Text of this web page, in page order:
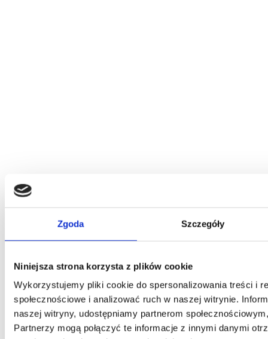
Zgoda Szczegóły
Niniejsza strona korzysta z plików cookie
Wykorzystujemy pliki cookie do spersonalizowania treści i
społecznościowe i analizować ruch w naszej witrynie.
naszej witryny, udostępniamy partnerom
Partnerzy mogą połączyć te informacje z innymi danymi
Sofa rozkładana
z pojemnikiem na pościel
Elegancka sofa z funkcją spania i pojemnikiem na pościel
1 953,00zł
Najnizsza cena w ciagu ostatnich 30 dni: 1 953,00zł
Inne kolory